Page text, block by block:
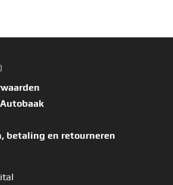
betaling en retourneren